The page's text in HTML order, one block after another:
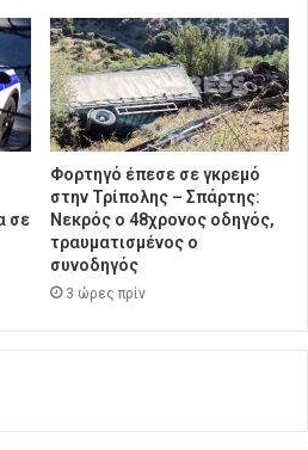
σε
Φορτηγό έπεσε σε γκρεμό
στην Τρίπολης – Σπάρτης:
Νεκρός ο 48χρονος οδηγός,
τραυματισμένος ο
συνοδηγός
3 ώρες πρίν